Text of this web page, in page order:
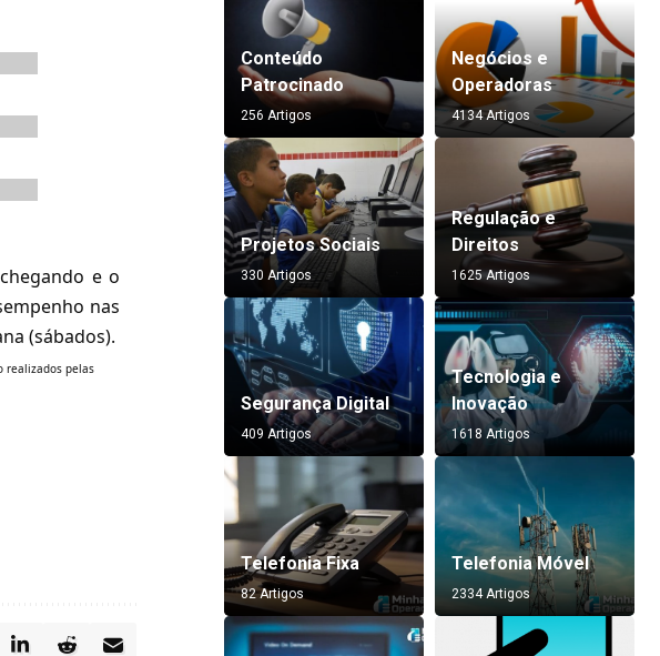
e o
nas
(sábados).
realizados pelas
Conteúdo
Patrocinado
256 Artigos
Negócios e
Operadoras
4134 Artigos
Projetos Sociais
330 Artigos
Regulação e
Direitos
1625 Artigos
Segurança Digital
409 Artigos
Tecnologia e
Inovação
1618 Artigos
Telefonia Fixa
82 Artigos
Telefonia Móvel
2334 Artigos